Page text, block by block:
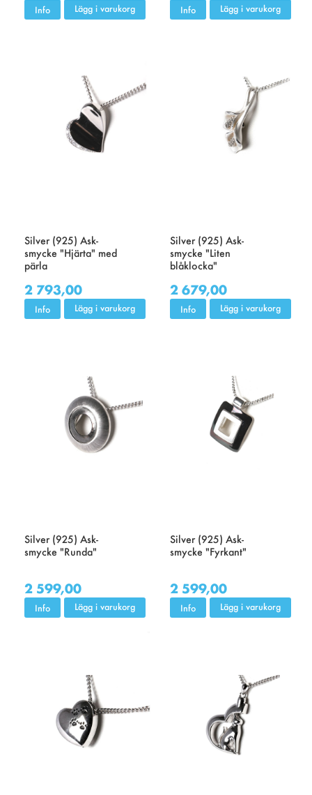
Info Lägg i varukorg Info Lägg i varukorg
Silver (925) Ask-
smycke "Hjärta" med
pärla
2 793,00
Info Lägg i varukorg
Silver (925) Ask-
smycke "Liten
blåklocka"
2 679,00
Info Lägg i varukorg
Silver (925) Ask-
smycke "Runda"
2 599,00
Info Lägg i varukorg
Silver (925) Ask-
smycke "Fyrkant"
2 599,00
Info Lägg i varukorg